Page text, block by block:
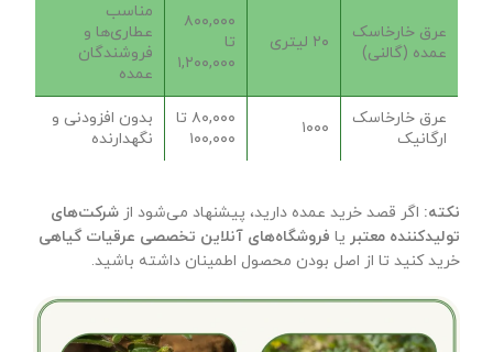
عرق خارخاسک
عمده (گالنی)
۲۰ لیتری
۸۰۰,۰۰۰
تا
۱,۲۰۰,۰۰۰
مناسب
عطاری‌ها و
فروشندگان
عمده
عرق خارخاسک
ارگانیک
۱۰۰۰
۸۰,۰۰۰ تا
۱۰۰,۰۰۰
بدون افزودنی و
نگهدارنده
نکته: اگر قصد خرید عمده دارید، پیشنهاد می‌شود از شرکت‌های
تولیدکننده معتبر یا فروشگاه‌های آنلاین تخصصی عرقیات گیاهی
خرید کنید تا از اصل بودن محصول اطمینان داشته باشید.